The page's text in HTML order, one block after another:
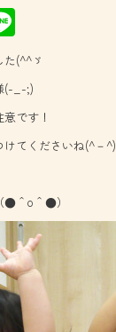
ne
(^^ゞ
(-_-;)
です！
けてくださいね(^－^)
＾o＾●）